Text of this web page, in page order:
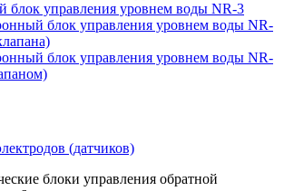
блок управления уровнем воды NR-3
блок управления уровнем воды NR-
блок управления уровнем воды NR-
(датчиков)